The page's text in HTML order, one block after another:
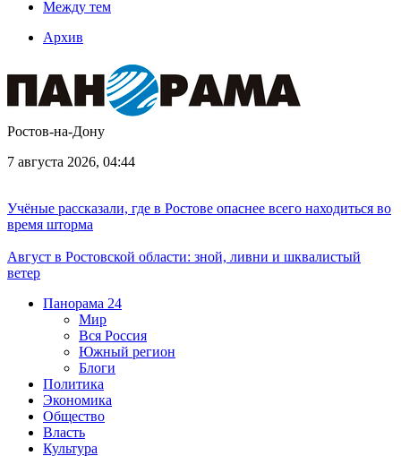
Между тем
Архив
Ростов-на-Дону
7 августа 2026, 04:44
Учёные рассказали, где в Ростове опаснее всего находиться во
время шторма
Август в Ростовской области: зной, ливни и шквалистый
ветер
Панорама 24
Мир
Вся Россия
Южный регион
Блоги
Политика
Экономика
Общество
Власть
Культура